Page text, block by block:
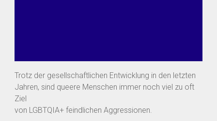
Trotz der gesellschaftlichen Entwicklung in den letzten
Jahren, sind queere Menschen immer noch viel zu oft
Ziel
von LGBTQIA+ feindlichen Aggressionen.